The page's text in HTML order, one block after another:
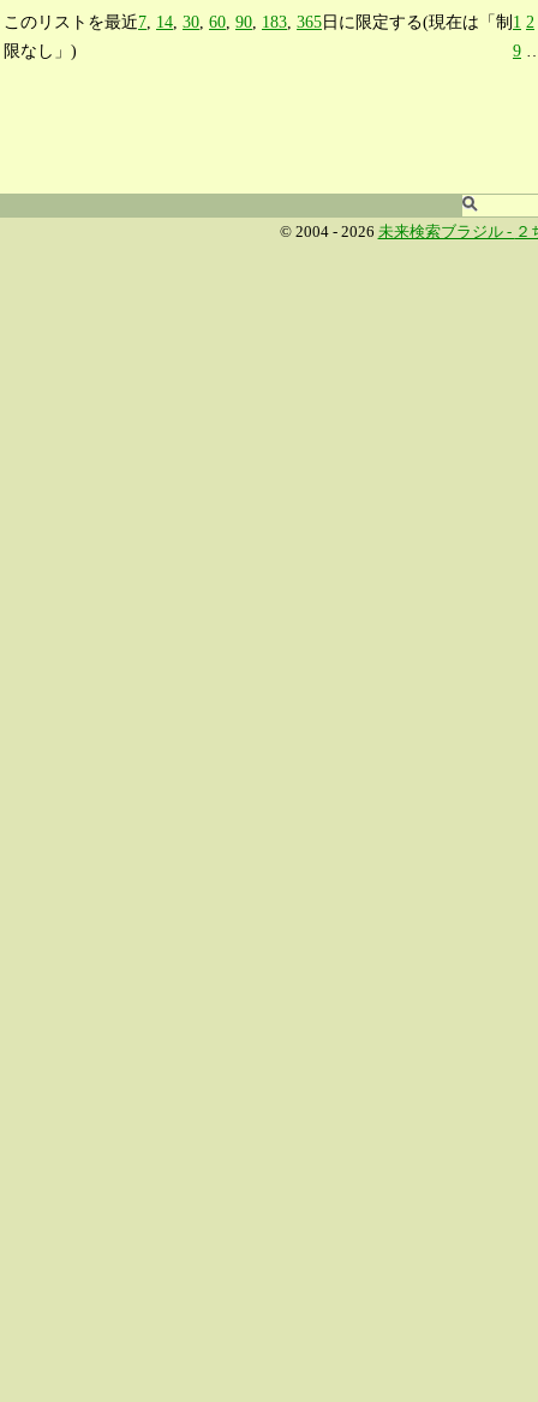
このリストを最近7 14 30 60 90 183 365日に限定する(現在は「制
限なし」)
1 2
9
© 2004 - 2026 未来検索ブラジル - ２